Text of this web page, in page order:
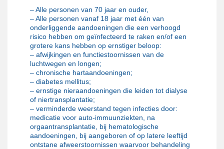
– Alle personen van 70 jaar en ouder,
– Alle personen vanaf 18 jaar met één van
onderliggende aandoeningen die een verhoogd
risico hebben om geïnfecteerd te raken en/of een
grotere kans hebben op ernstiger beloop:
– afwijkingen en functiestoornissen van de
luchtwegen en longen;
– chronische hartaandoeningen;
– diabetes mellitus;
– ernstige nieraandoeningen die leiden tot dialyse
of niertransplantatie;
– verminderde weerstand tegen infecties door:
medicatie voor auto-immuunziekten, na
orgaantransplantatie, bij hematologische
aandoeningen, bij aangeboren of op latere leeftijd
ontstane afweerstoornissen waarvoor behandeling